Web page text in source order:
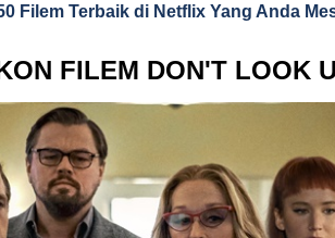
Filem Terbaik di Netflix Yang Anda
FILEM DON'T LOOK